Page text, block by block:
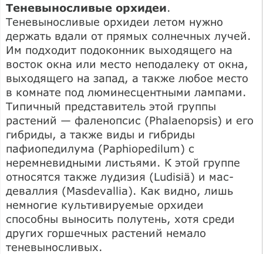
Теневыносливые орхидеи.
Теневыносливые орхидеи летом нужно
держать вдали от прямых солнечных лучей.
Им подходит подоконник выходящего на
восток окна или место неподалеку от окна,
выходящего на запад, а также любое место
в комнате под люминесцентными лампами.
Типичный представитель этой группы
растений — фаленопсис (Phalaenopsis) и его
гибриды, а также виды и гибриды
пафиопедилума (Paphiopedilum) с
неремневидными листьями. К этой группе
относятся также лудизия (Ludisiä) и мас-
деваллия (Masdevallia). Как видно, лишь
немногие культивируемые орхидеи
способны выносить полутень, хотя среди
других горшечных растений немало
теневыносливых.